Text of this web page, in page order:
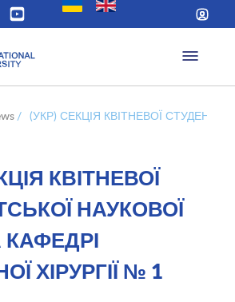
/ (УКР) СЕКЦІЯ КВІТНЕВОЇ
КВІТНЕВОЇ
НАУКОВОЇ
КАФЕДРІ
ХІРУРГІЇ № 1